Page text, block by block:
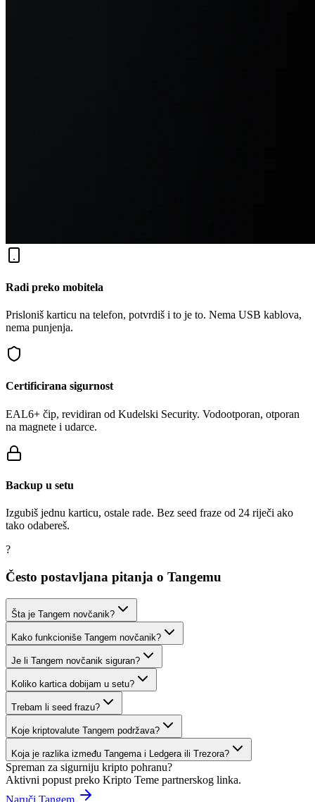
Radi preko mobitela
Prisloniš karticu na telefon, potvrdiš i to je to. Nema USB kablova,
nema punjenja.
Certificirana sigurnost
EAL6+ čip, revidiran od Kudelski Security. Vodootporan, otporan
na magnete i udarce.
Backup u setu
Izgubiš jednu karticu, ostale rade. Bez seed fraze od 24 riječi ako
tako odabereš.
?
Često postavljana pitanja o Tangemu
Šta je Tangem novčanik?
Kako funkcioniše Tangem novčanik?
Je li Tangem novčanik siguran?
Koliko kartica dobijam u setu?
Trebam li seed frazu?
Koje kriptovalute Tangem podržava?
Koja je razlika između Tangema i Ledgera ili Trezora?
Spreman za sigurniju kripto pohranu?
Aktivni popust preko Kripto Teme partnerskog linka.
Naruči Tangem